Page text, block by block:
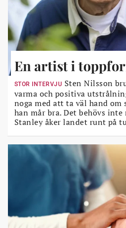
En artist i
STOR INTERVJU Sten Nilsson
varma och positiva
noga med att ta väl hand
han mår bra. Det behövs
Stanley åker landet runt på